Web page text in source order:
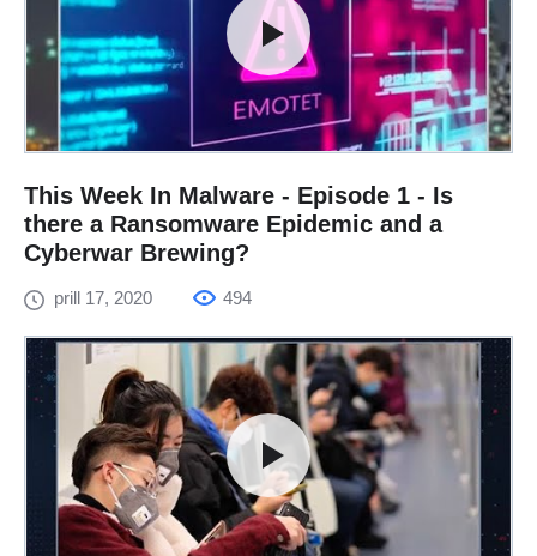
This Week In Malware - Episode 1 - Is
there a Ransomware Epidemic and a
Cyberwar Brewing?
prill 17, 2020 494